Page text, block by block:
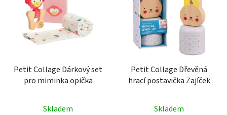
Petit Collage Dárkový set
pro miminka opička
Skladem
Petit Collage Dřevěná
hrací postavička Zajíček
Skladem